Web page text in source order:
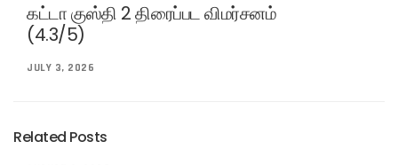
கட்டா குஸ்தி 2 திரைப்பட விமர்சனம்
(4.3/5)
JULY 3, 2026
Related Posts